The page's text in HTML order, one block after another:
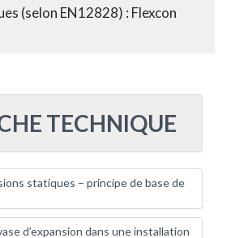
(selon EN12828) : Flexcon
TECHNIQUE
statiques – principe de base de
d’expansion dans une installation